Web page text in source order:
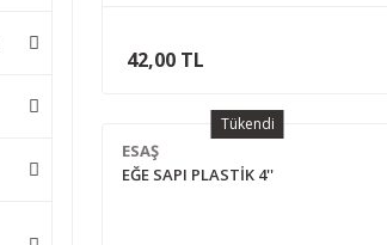
42,00 TL
Tükendi
ESAŞ
EĞE SAPI PLASTİK 4''